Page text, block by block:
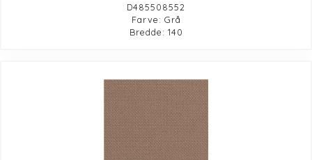
D485508552
Farve: Grå
Bredde: 140